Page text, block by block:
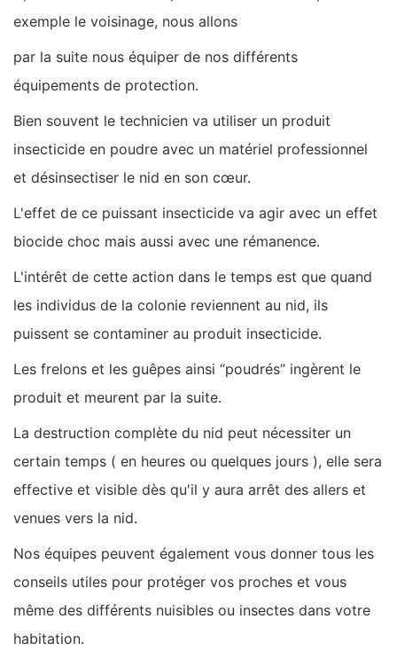
exemple le voisinage, nous allons
par la suite nous équiper de nos différents
équipements de protection.
Bien souvent le technicien va utiliser un produit
insecticide en poudre avec un matériel professionnel
et désinsectiser le nid en son cœur.
L'effet de ce puissant insecticide va agir avec un effet
biocide choc mais aussi avec une rémanence.
L'intérêt de cette action dans le temps est que quand
les individus de la colonie reviennent au nid, ils
puissent se contaminer au produit insecticide.
Les frelons et les guêpes ainsi “poudrés” ingèrent le
produit et meurent par la suite.
La destruction complète du nid peut nécessiter un
certain temps ( en heures ou quelques jours ), elle sera
effective et visible dès qu'il y aura arrêt des allers et
venues vers la nid.
Nos équipes peuvent également vous donner tous les
conseils utiles pour protéger vos proches et vous
même des différents nuisibles ou insectes dans votre
habitation.